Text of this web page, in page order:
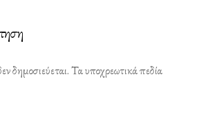
δημοσιεύεται.Τα υποχρεωτικά πεδία